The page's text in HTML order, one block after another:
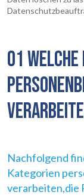
01 WELCHE
Nachfolgend
Kategorien
verarbeiten,die